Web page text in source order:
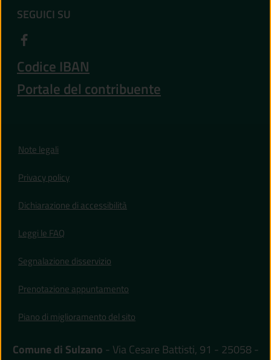
SEGUICI SU
Codice IBAN
Portale del contribuente
Note legali
Privacy policy
Dichiarazione di accessibilità
Leggi le FAQ
Segnalazione disservizio
Prenotazione appuntamento
Piano di miglioramento del sito
Comune di Sulzano - Via Cesare Battisti, 91 - 25058 -